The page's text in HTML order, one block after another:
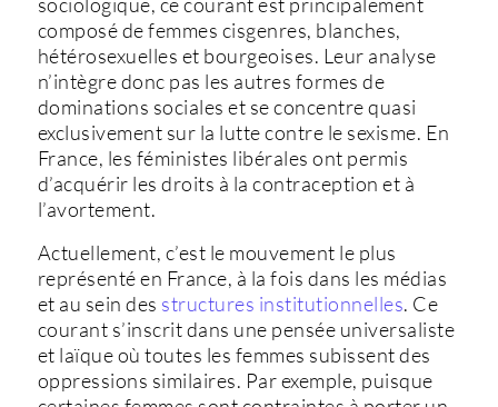
composé de femmes cisgenres, blanches,
hétérosexuelles et bourgeoises. Leur analyse
n’intègre donc pas les autres formes de
dominations sociales et se concentre quasi
exclusivement sur la lutte contre le sexisme. En
France, les féministes libérales ont permis
d’acquérir les droits à la contraception et à
l’avortement.
Actuellement, c’est le mouvement le plus
représenté en France, à la fois dans les médias
et au sein des structures institutionnelles. Ce
courant s’inscrit dans une pensée universaliste
et laïque où toutes les femmes subissent des
oppressions similaires. Par exemple, puisque